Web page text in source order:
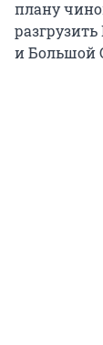
плану
и Большой